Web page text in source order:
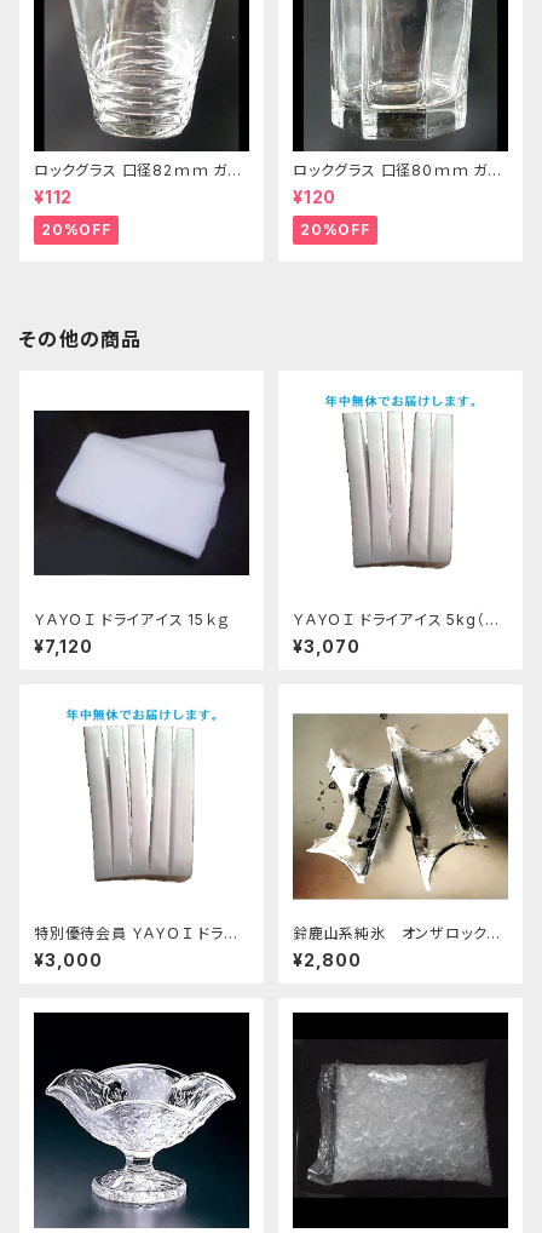
ロックグラス 口径82ｍｍ ガラ
ス製 250cc
¥112
20%OFF
ロックグラス 口径80ｍｍ ガラ
ス製 220cc
¥120
20%OFF
その他の商品
ＹＡＹＯＩ ドライアイス 15ｋｇ
¥7,120
ＹＡＹＯＩ ドライアイス 5kg（出
荷時6kg弱） おすすめ
¥3,070
特別優待会員 ＹＡＹＯＩ ドライ
アイス 5kg（出荷時6kg弱）
おすすめ
¥3,000
鈴鹿山系純氷 オンザロック
原料 1.5kg 9袋
¥2,800